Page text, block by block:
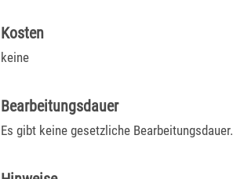
Kosten
keine
Bearbeitungsdauer
Es gibt keine gesetzliche Bearbeitungsdauer.